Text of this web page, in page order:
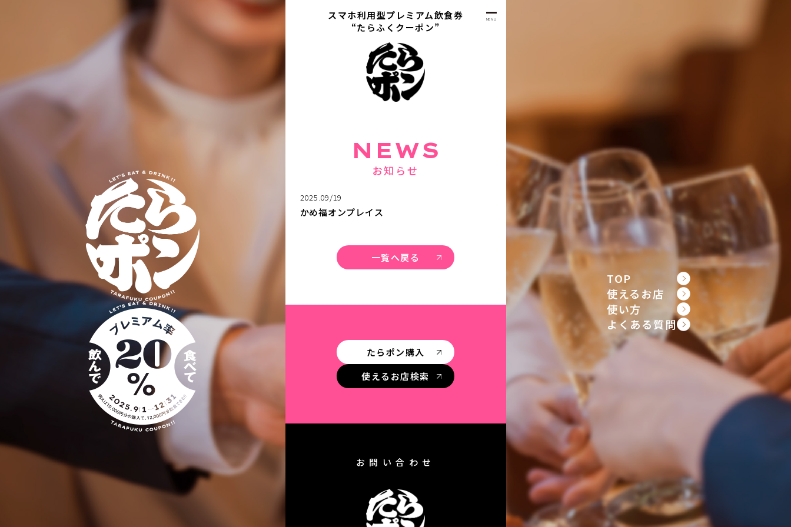
TOP
使えるお店
使い方
よくある質問
スマホ利用型プレミアム飲食券
“たらふくクーポン”
MENU
NEWS
お知らせ
2025.09/19
かめ福オンプレイス
一覧へ戻る
たらポン購入
使えるお店検索
お問い合わせ